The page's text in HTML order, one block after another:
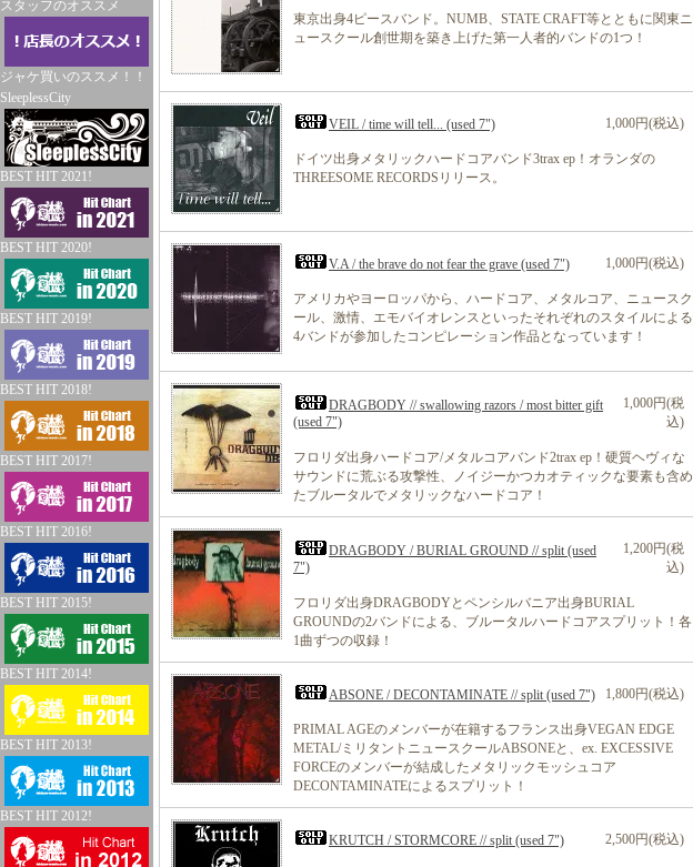
スタッフのオススメ
ジャケ買いのススメ！！
SleeplessCity
BEST HIT 2021!
BEST HIT 2020!
BEST HIT 2019!
BEST HIT 2018!
BEST HIT 2017!
BEST HIT 2016!
BEST HIT 2015!
BEST HIT 2014!
BEST HIT 2013!
BEST HIT 2012!
東京出身4ピースバンド。NUMB、STATE CRAFT等とともに関東ニ
ュースクール創世期を築き上げた第一人者的バンドの1つ！
VEIL / time will tell... (used 7") 1,000円(税込)
ドイツ出身メタリックハードコアバンド3trax ep！オランダの
THREESOME RECORDSリリース。
V.A / the brave do not fear the grave (used 7") 1,000円(税込)
アメリカやヨーロッパから、ハードコア、メタルコア、ニュースク
ール、激情、エモバイオレンスといったそれぞれのスタイルによる
4バンドが参加したコンピレーション作品となっています！
DRAGBODY // swallowing razors / most bitter gift
(used 7")
1,000円(税
込)
フロリダ出身ハードコア/メタルコアバンド2trax ep！硬質ヘヴィな
サウンドに荒ぶる攻撃性、ノイジーかつカオティックな要素も含め
たブルータルでメタリックなハードコア！
DRAGBODY / BURIAL GROUND // split (used
7")
1,200円(税
込)
フロリダ出身DRAGBODYとペンシルバニア出身BURIAL
GROUNDの2バンドによる、ブルータルハードコアスプリット！各
1曲ずつの収録！
ABSONE / DECONTAMINATE // split (used 7") 1,800円(税込)
PRIMAL AGEのメンバーが在籍するフランス出身VEGAN EDGE
METAL/ミリタントニュースクールABSONEと、ex. EXCESSIVE
FORCEのメンバーが結成したメタリックモッシュコア
DECONTAMINATEによるスプリット！
KRUTCH / STORMCORE // split (used 7") 2,500円(税込)